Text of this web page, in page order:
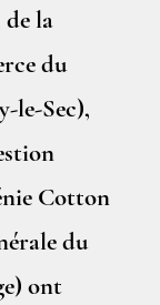
de la
du
le-Sec),
Cotton
du
ont